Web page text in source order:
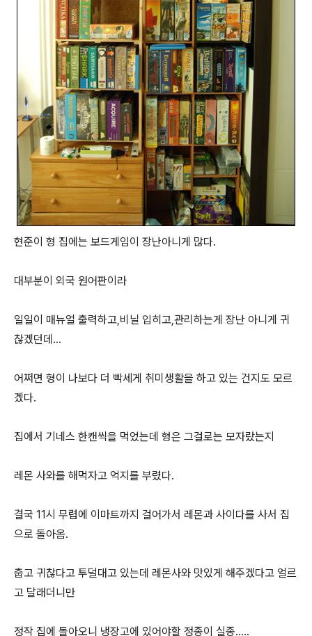
현준이 형 집에는 보드게임이 장난아니게 많다.
대부분이 외국 원어판이라
일일이 매뉴얼 출력하고,비닐 입히고,관리하는게 장난 아니게 귀
찮겠던데...
어쩌면 형이 나보다 더 빡세게 취미생활을 하고 있는 건지도 모르
겠다.
집에서 기네스 한캔씩을 먹었는데 형은 그걸로는 모자랐는지
레몬 사와를 해먹자고 억지를 부렸다.
결국 11시 무렵에 이마트까지 걸어가서 레몬과 사이다를 사서 집
으로 돌아옴.
춥고 귀찮다고 투덜대고 있는데 레몬사와 맛있게 해주겠다고 얼르
고 달래더니만
정작 집에 돌아오니 냉장고에 있어야할 정종이 실종.....